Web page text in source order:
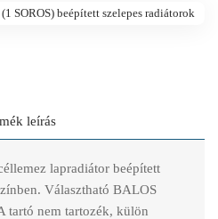
SOROS) beépített szelepes radiátorok
leírás
lapradiátor beépített
Választható BALOS
tartó nem tartozék, külön